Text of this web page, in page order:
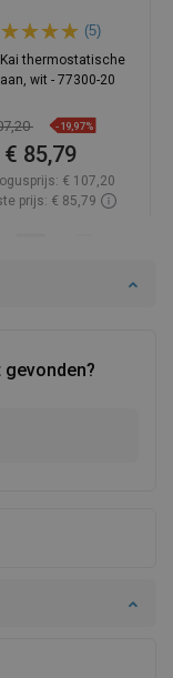
(5)
thermostatische
wit - 77300-20
-19,97%
€ 85,79
€ 107,20
prijs: € 85,79